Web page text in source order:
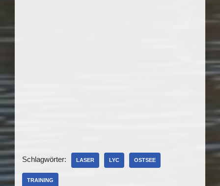
Schlagwörter: LASER LYC OSTSEE
TRAINING